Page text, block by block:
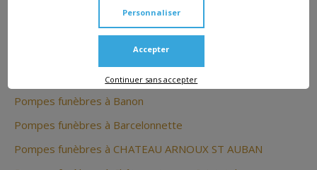
Les autres agences à proximité
de Aiglun
Pompes funèbres à Annot
Pompes funèbres à Banon
Pompes funèbres à Barcelonnette
Pompes funèbres à CHATEAU ARNOUX ST AUBAN
Continuer sans accepter
Personnaliser
Accepter